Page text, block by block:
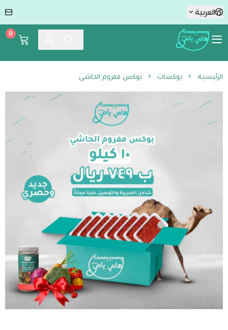
العربية
Hummmy :-) Yummmy هامي يامي
0
الرئيسية بوكسات بوكس مفروم الحاشي